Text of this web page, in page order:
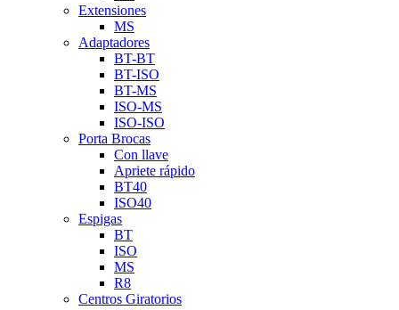
Extensiones
MS
Adaptadores
BT-BT
BT-ISO
BT-MS
ISO-MS
ISO-ISO
Porta Brocas
Con llave
Apriete rápido
BT40
ISO40
Espigas
BT
ISO
MS
R8
Centros Giratorios